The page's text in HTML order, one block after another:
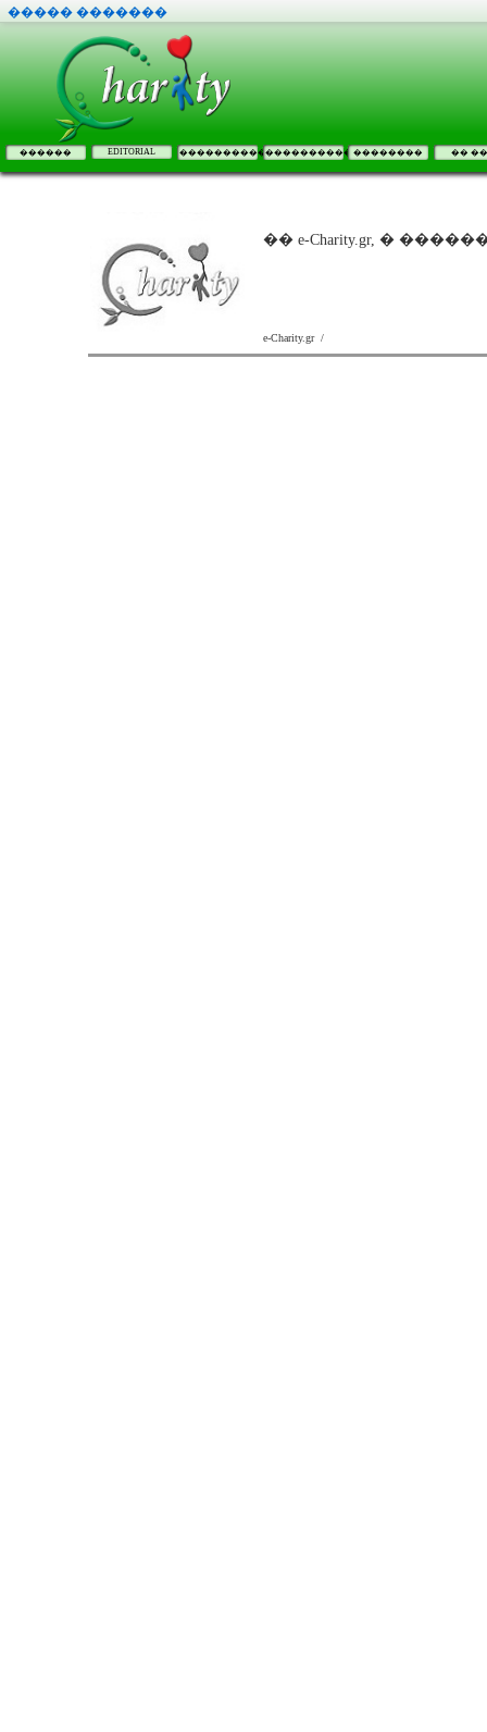
����� �������
������ EDITORIAL �������������������� �������� ��
�� e-Charity.gr, �
e-Charity.gr /